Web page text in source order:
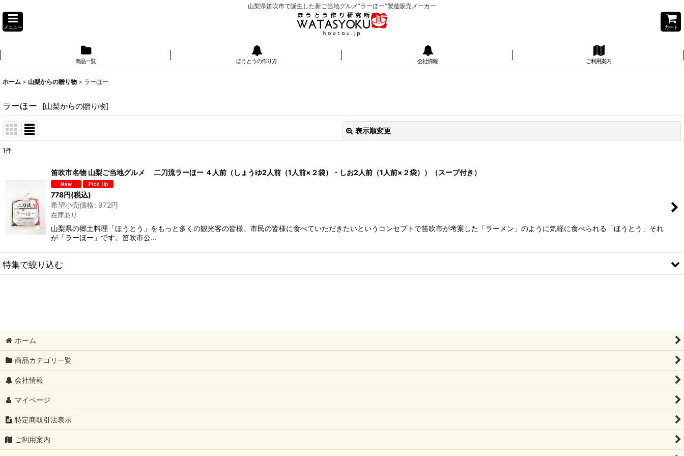
山梨県笛吹市で誕生した新ご当地グルメ”ラーほー”製造販売メーカー
メニュー カート
商品一覧 ほうとうの作り方 会社情報 ご利用案内
ホーム > 山梨からの贈り物 > ラーほー
ラーほー [山梨からの贈り物]
表示順変更
1件
笛吹市名物 山梨ご当地グルメ 二刀流ラーほー ４人前（しょうゆ2人前（1人前×２袋）・しお2人前（1人前×２袋））（スープ付き）
778円(税込)
希望小売価格: 972円
在庫あり
山梨県の郷土料理「ほうとう」をもっと多くの観光客の皆様、市民の皆様に食べていただきたいというコンセプトで笛吹市が考案した「ラーメン」のように気軽に食べられる「ほうとう」それ
が「ラーほー」です。笛吹市公…
特集で絞り込む
おざら（おだら）
うまいもんシリーズ
薬味
贈答・ギフト
調味料
ホーム
商品カテゴリ一覧
会社情報
マイページ
特定商取引法表示
ご利用案内